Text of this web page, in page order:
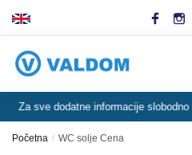
Za sve dodatne informacije slobodno
Početna / WC solje Cena